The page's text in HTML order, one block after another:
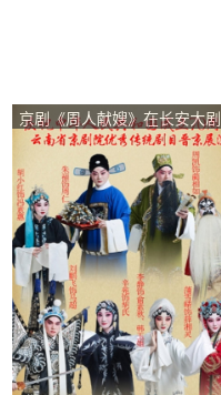
京剧《周人献嫂》在长安大剧
院上演